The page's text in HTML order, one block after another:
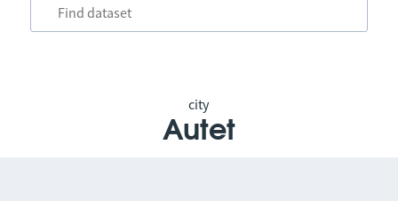
city
Autet